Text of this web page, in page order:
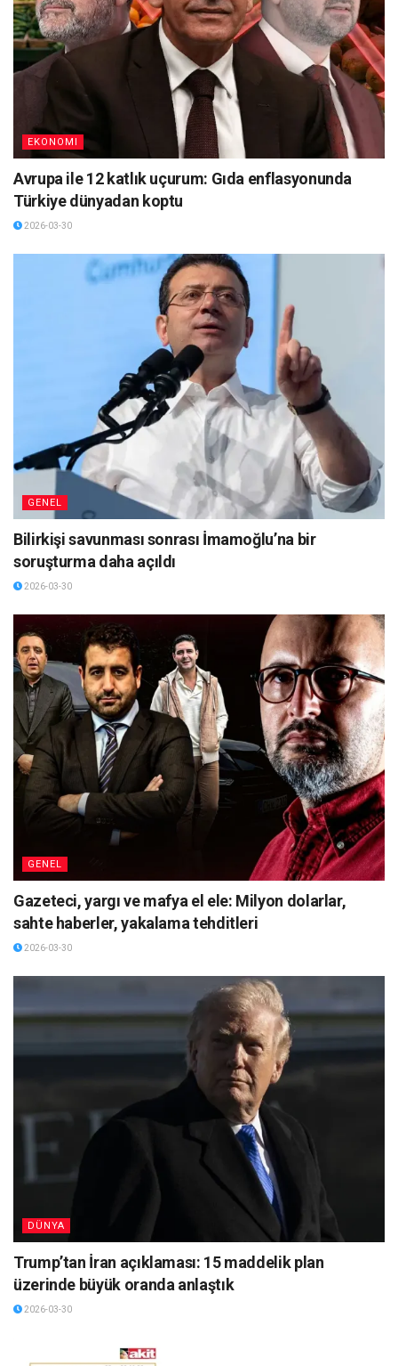
EKONOMI
Avrupa ile 12 katlık uçurum: Gıda enflasyonunda
Türkiye dünyadan koptu
2026-03-30
GENEL
Bilirkişi savunması sonrası İmamoğlu’na bir
soruşturma daha açıldı
2026-03-30
GENEL
Gazeteci, yargı ve mafya el ele: Milyon dolarlar,
sahte haberler, yakalama tehditleri
2026-03-30
DÜNYA
Trump’tan İran açıklaması: 15 maddelik plan
üzerinde büyük oranda anlaştık
2026-03-30